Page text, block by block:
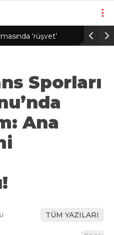
bütçesinden Ar-Ge’ye 253
Sporları
Ana
TÜM YAZILARI